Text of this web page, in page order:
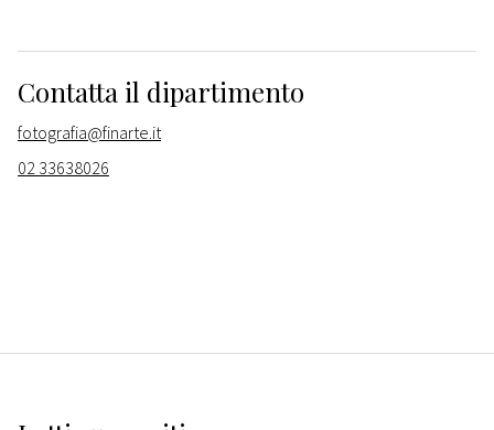
Contatta il dipartimento
fotografia@finarte.it
02 33638026